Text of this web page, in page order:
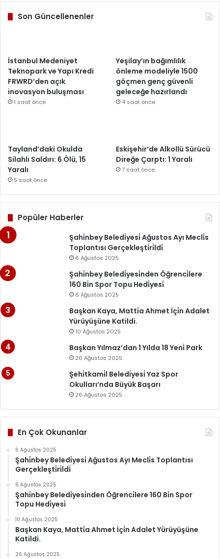
Son Güncellenenler
İstanbul Medeniyet
Teknopark ve Yapı Kredi
FRWRD’den açık
inovasyon buluşması
1 saat önce
Yeşilay’ın bağımlılık
önleme modeliyle 1500
göçmen genç güvenli
geleceğe hazırlandı
4 saat önce
Tayland’daki Okulda
Silahlı Saldırı: 6 Ölü, 15
Yaralı
5 saat önce
Eskişehir’de Alkollü Sürücü
Direğe Çarptı: 1 Yaralı
7 saat önce
Popüler Haberler
Şahi̇nbey Beledi̇yesi̇ Ağustos Ayı Mecli̇s
Toplantısı Gerçekleşti̇ri̇ldi̇
6 Ağustos 2025
Şahi̇nbey Beledi̇yesi̇nden Öğrenci̇lere
160 Bi̇n Spor Topu Hedi̇yesi̇
6 Ağustos 2025
Başkan Kaya, Matti̇a Ahmet İçi̇n Adalet
Yürüyüşüne Katildi.
10 Ağustos 2025
Başkan Yılmaz’dan 1 Yılda 18 Yeni̇ Park
26 Ağustos 2025
Şehi̇tkami̇l Beledi̇yesi̇ Yaz Spor
Okulları’nda Büyük Başarı
26 Ağustos 2025
En Çok Okunanlar
6 Ağustos 2025
Şahi̇nbey Beledi̇yesi̇ Ağustos Ayı Mecli̇s Toplantısı
Gerçekleşti̇ri̇ldi̇
6 Ağustos 2025
Şahi̇nbey Beledi̇yesi̇nden Öğrenci̇lere 160 Bi̇n Spor
Topu Hedi̇yesi̇
10 Ağustos 2025
Başkan Kaya, Matti̇a Ahmet İçi̇n Adalet Yürüyüşüne
Katildi.
26 Ağustos 2025